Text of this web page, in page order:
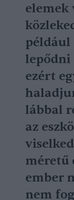
elemek
például
lepődni
ezért
lábbal
az
méretű
ember
nem